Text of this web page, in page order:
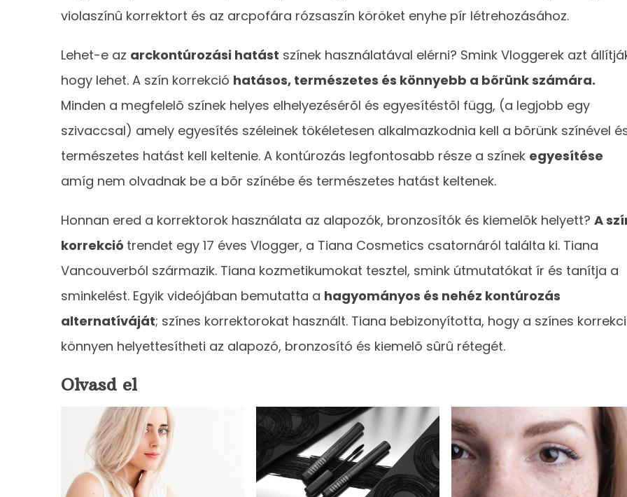
violaszínû korrektort és az arcpofára rózsaszín köröket enyhe pír létrehozásához.
Lehet-e az arckontúrozási hatást színek használatával elérni? Smink Vloggerek azt
hogy lehet. A szín korrekció hatásos, természetes és könnyebb a bõrünk számára.
Minden a megfelelõ színek helyes elhelyezésérõl és egyesítéstõl függ, (a legjobb egy
szivaccsal) amely egyesítés széleinek tökéletesen alkalmazkodnia kell a bõrünk színével
természetes hatást kell keltenie. A kontúrozás legfontosabb része a színek egyesítése
amíg nem olvadnak be a bõr színébe és természetes hatást keltenek.
Honnan ered a korrektorok használata az alapozók, bronzosítók és kiemelõk helyett? A
korrekció trendet egy 17 éves Vlogger, a Tiana Cosmetics csatornáról találta ki. Tiana
Vancouverból származik. Tiana kozmetikumokat tesztel, smink útmutatókat ír és tanítja a
sminkelést. Egyik videójában bemutatta a hagyományos és nehéz kontúrozás
alternatíváját; színes korrektorokat használt. Tiana bebizonyította, hogy a színes
könnyen helyettesítheti az alapozó, bronzosító és kiemelõ sûrû rétegét.
Olvasd el